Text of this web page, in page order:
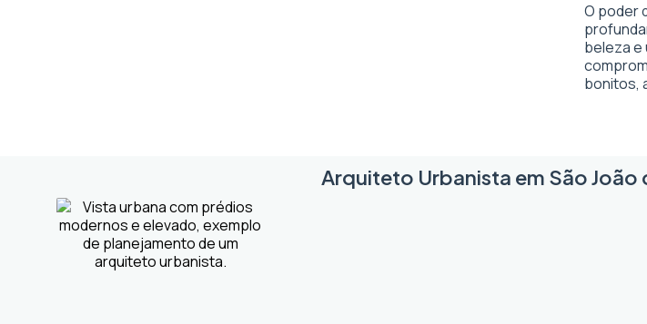
O poder
beleza e
bonitos,
Arquiteto Urbanista em São